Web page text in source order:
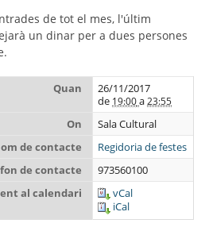
de tot el mes, l'últim
un dinar per a dues persones
Quan
26/11/2017
de 19:00 a23:55
On
Sala Cultural
de contacte
Regidoria de festes
de contacte
973560100
al calendari
vCal
iCal